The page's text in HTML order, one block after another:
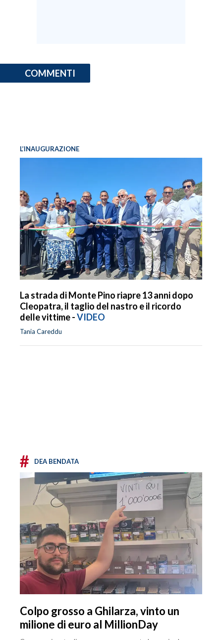
COMMENTI
L’INAUGURAZIONE
La strada di Monte Pino riapre 13 anni dopo
Cleopatra, il taglio del nastro e il ricordo
delle vittime -VIDEO
Tania Careddu
# DEA BENDATA
Colpo grosso a Ghilarza, vinto un
milione di euro al MillionDay